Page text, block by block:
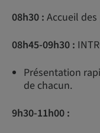
08h30 : Accueil
08h45-09h30 :
Présentation
de chacun.
9h30-11h00 :